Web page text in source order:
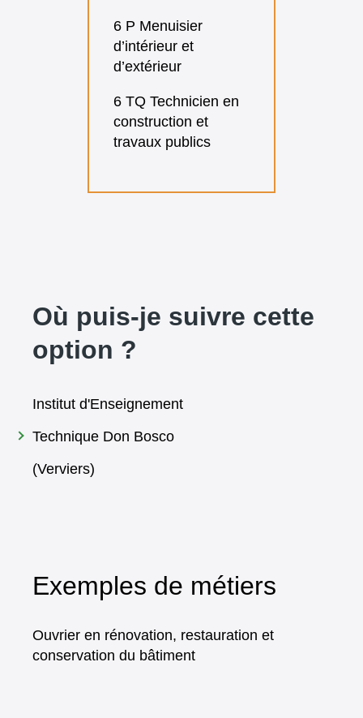
6 P Menuisier
d’intérieur et
d’extérieur
6 TQ Technicien en
construction et
travaux publics
Où puis-je suivre cette
option ?
Institut d'Enseignement
Technique Don Bosco
(Verviers)
Exemples de métiers
Ouvrier en rénovation, restauration et
conservation du bâtiment